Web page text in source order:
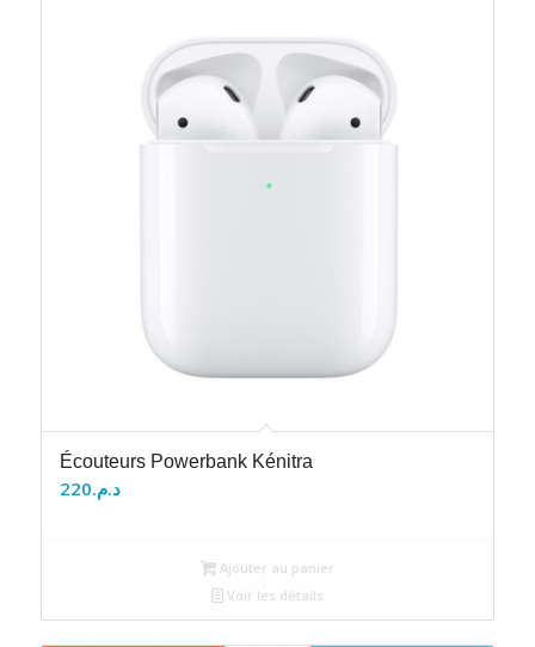
Écouteurs Powerbank Kénitra
د.م.220
Ajouter au panier
Voir les détails